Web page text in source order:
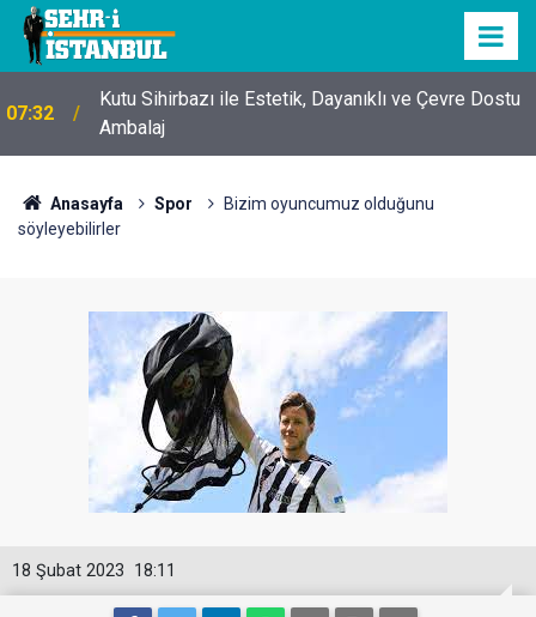
07:32
Kutu Sihirbazı ile Estetik, Dayanıklı ve Çevre Dostu
Ambalaj
Anasayfa Spor
Bizim oyuncumuz olduğunu
söyleyebilirler
18:11
18 Şubat 2023